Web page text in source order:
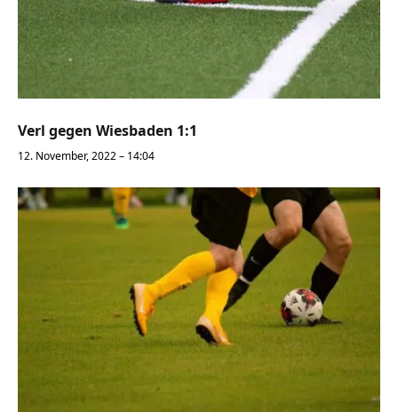
Verl gegen Wiesbaden 1:1
12. November, 2022 – 14:04